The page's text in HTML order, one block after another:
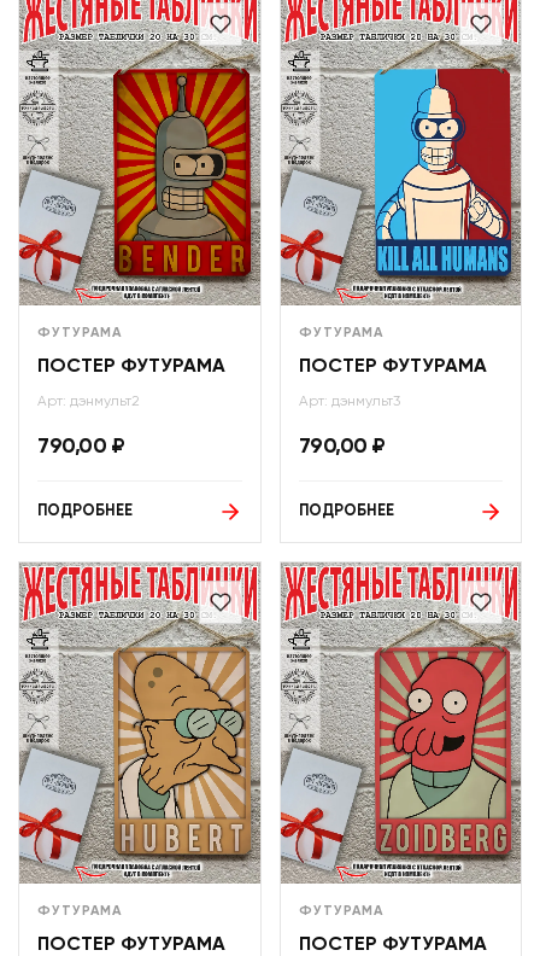
ФУТУРАМА
ПОСТЕР ФУТУРАМА
Арт: дэнмульт2
790,00 ₽
ПОДРОБНЕЕ
ФУТУРАМА
ПОСТЕР ФУТУРАМА
Арт: дэнмульт3
790,00 ₽
ПОДРОБНЕЕ
ФУТУРАМА
ПОСТЕР ФУТУРАМА
ФУТУРАМА
ПОСТЕР ФУТУРАМА